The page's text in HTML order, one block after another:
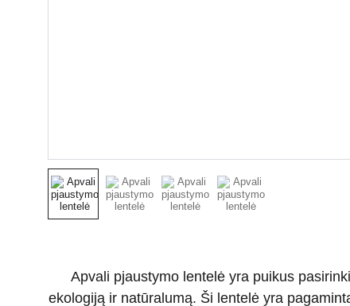
Apvali pjaustymo lentelė yra puikus
ekologiją ir natūralumą. Ši lentelė yra